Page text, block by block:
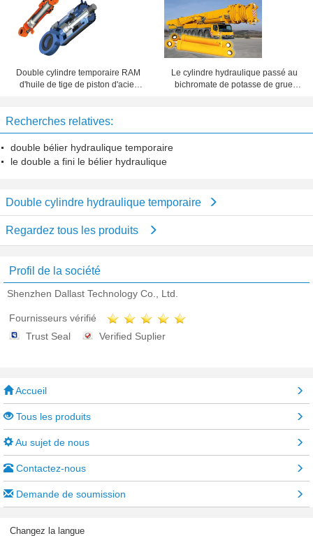
Double cylindre temporaire RAM
d'huile de tige de piston d'acier
Le cylindre hydraulique passé au
bichromate de potasse de grue,
Recherches relatives:
double bélier hydraulique temporaire
le double a fini le bélier hydraulique
Double cylindre hydraulique temporaire
Regardez tous les produits
Profil de la société
Shenzhen Dallast Technology Co., Ltd.
Fournisseurs vérifié
Trust Seal
Verified Suplier
Accueil
Tous les produits
Au sujet de nous
Contactez-nous
Demande de soumission
Changez la langue